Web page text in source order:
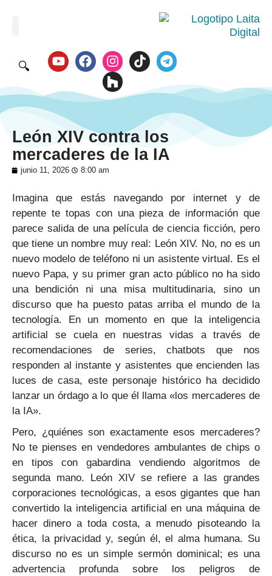
🔍
León XIV contra los
mercaderes de la IA
junio 11, 2026 8:00 am
Imagina que estás navegando por internet y de
repente te topas con una pieza de información que
parece salida de una película de ciencia ficción, pero
que tiene un nombre muy real: León XIV. No, no es un
nuevo modelo de teléfono ni un asistente virtual. Es el
nuevo Papa, y su primer gran acto público no ha sido
una bendición ni una misa multitudinaria, sino un
discurso que ha puesto patas arriba el mundo de la
tecnología. En un momento en que la inteligencia
artificial se cuela en nuestras vidas a través de
recomendaciones de series, chatbots que nos
responden al instante y asistentes que encienden las
luces de casa, este personaje histórico ha decidido
lanzar un órdago a lo que él llama «los mercaderes de
la IA».
Pero, ¿quiénes son exactamente esos mercaderes?
No te pienses en vendedores ambulantes de chips o
en tipos con gabardina vendiendo algoritmos de
segunda mano. León XIV se refiere a las grandes
corporaciones tecnológicas, a esos gigantes que han
convertido la inteligencia artificial en una máquina de
hacer dinero a toda costa, a menudo pisoteando la
ética, la privacidad y, según él, el alma humana. Su
discurso no es un simple sermón dominical; es una
advertencia profunda sobre los peligros de